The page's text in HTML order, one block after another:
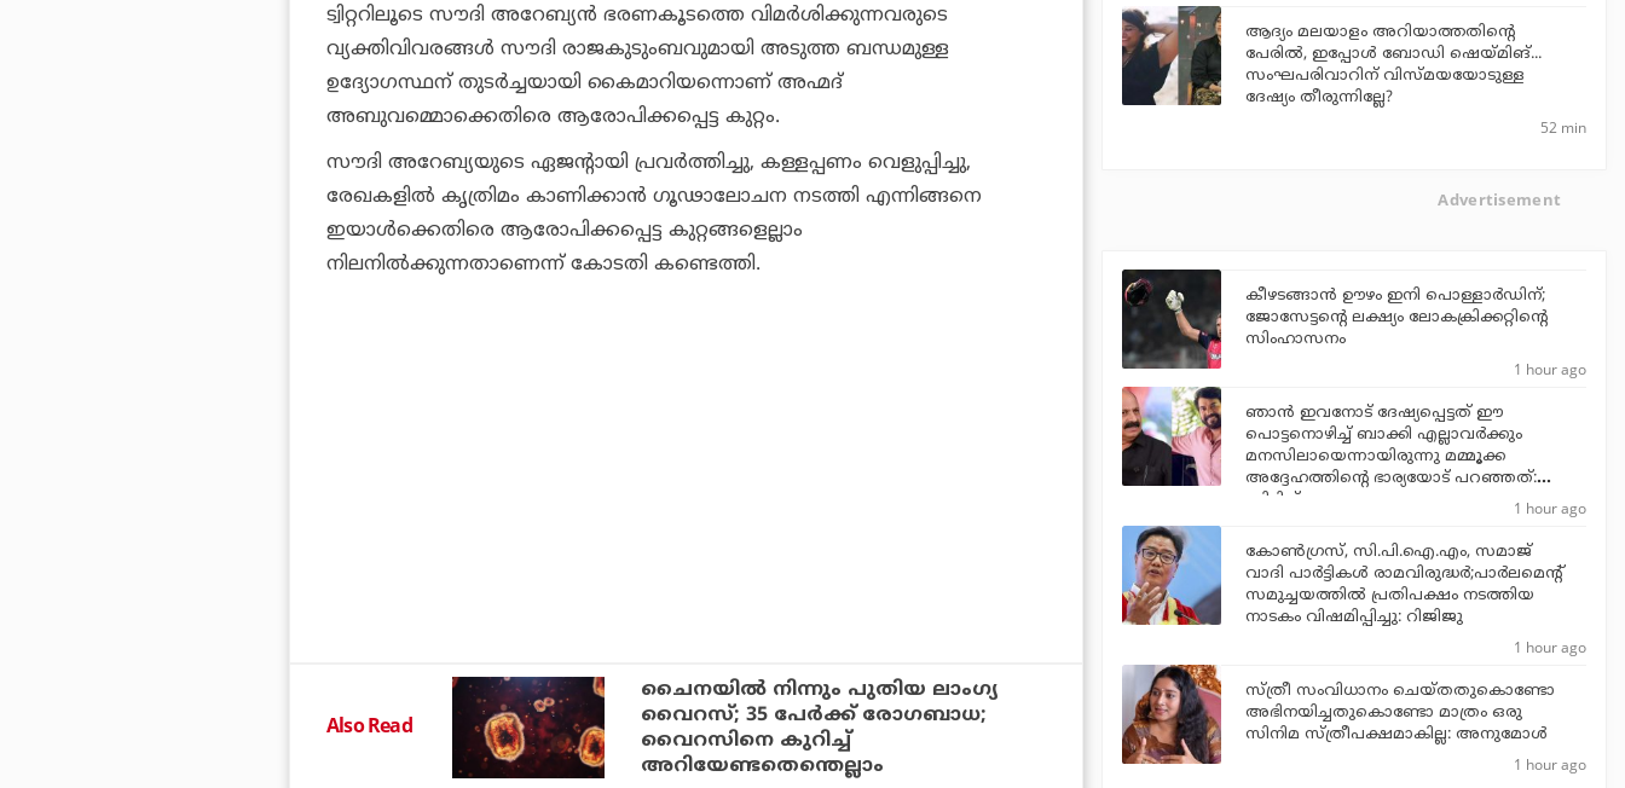
ട്വിറ്ററിലൂടെ സൗദി അറേബ്യന്‍ ഭരണകൂടത്തെ വിമര്‍ശിക്കുന്നവരുടെ
വ്യക്തിവിവരങ്ങള്‍ സൗദി രാജകുടുംബവുമായി അടുത്ത ബന്ധമുള്ള
ഉദ്യോഗസ്ഥന് തുടര്‍ച്ചയായി കൈമാറിയന്നൊണ് അഹ്മദ്
അബുവമ്മൊക്കെതിരെ ആരോപിക്കപ്പെട്ട കുറ്റം.
സൗദി അറേബ്യയുടെ ഏജന്റായി പ്രവര്‍ത്തിച്ചു, കള്ളപ്പണം വെളുപ്പിച്ചു,
രേഖകളില്‍ കൃത്രിമം കാണിക്കാന്‍ ഗൂഢാലോചന നടത്തി എന്നിങ്ങനെ
ഇയാള്‍ക്കെതിരെ ആരോപിക്കപ്പെട്ട കുറ്റങ്ങളെല്ലാം
നിലനില്‍ക്കുന്നതാണെന്ന് കോടതി കണ്ടെത്തി.
Also Read
ചൈനയില്‍ നിന്നും പുതിയ ലാംഗ്യ
വൈറസ്; 35 പേര്‍ക്ക് രോഗബാധ;
വൈറസിനെ കുറിച്ച്
അറിയേണ്ടതെന്തെല്ലാം
ആദ്യം മലയാളം അറിയാത്തതിന്റെ
പേരില്‍, ഇപ്പോള്‍ ബോഡി ഷെയ്മിങ്...
സംഘപരിവാറിന് വിസ്മയയോടുള്ള
ദേഷ്യം തീരുന്നില്ലേ?
52 min
Advertisement
കീഴടങ്ങാന്‍ ഊഴം ഇനി പൊള്ളാര്‍ഡിന്;
ജോസേട്ടന്റെ ലക്ഷ്യം ലോകക്രിക്കറ്റിന്റെ
സിംഹാസനം
1 hour ago
ഞാന്‍ ഇവനോട് ദേഷ്യപ്പെട്ടത് ഈ
പൊട്ടനൊഴിച്ച് ബാക്കി എല്ലാവര്‍ക്കും
മനസിലായെന്നായിരുന്നു മമ്മൂക്ക
അദ്ദേഹത്തിന്റെ ഭാര്യയോട് പറഞ്ഞത്:
സിദ്ദിഖ്
1 hour ago
കോണ്‍ഗ്രസ്, സി.പി.ഐ.എം, സമാജ്
വാദി പാര്‍ട്ടികള്‍ രാമവിരുദ്ധര്‍;പാര്‍ലമെന്റ്
സമുച്ചയത്തില്‍ പ്രതിപക്ഷം നടത്തിയ
നാടകം വിഷമിപ്പിച്ചു: റിജിജു
1 hour ago
സ്ത്രീ സംവിധാനം ചെയ്തതുകൊണ്ടോ
അഭിനയിച്ചതുകൊണ്ടോ മാത്രം ഒരു
സിനിമ സ്ത്രീപക്ഷമാകില്ല: അനുമോൾ
1 hour ago